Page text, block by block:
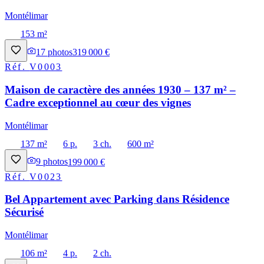
Montélimar
153 m²
17 photos319 000 €
Réf.V0003
Maison de caractère des années 1930 – 137 m² –
Cadre exceptionnel au cœur des vignes
Montélimar
137 m²
6 p. 3 ch.
600 m²
9 photos199 000 €
Réf.V0023
Bel Appartement avec Parking dans Résidence
Sécurisé
Montélimar
106 m²
4 p.
2 ch.